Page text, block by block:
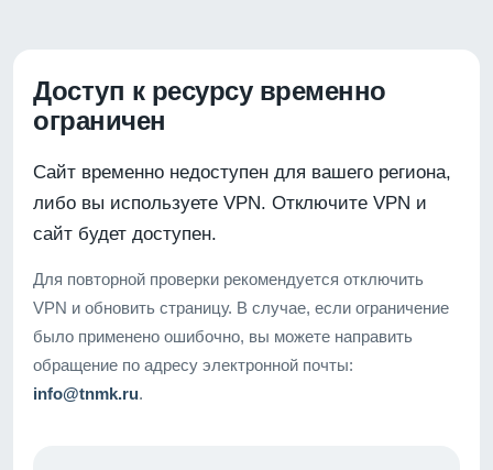
Доступ к ресурсу временно
ограничен
Сайт временно недоступен для вашего региона,
либо вы используете VPN. Отключите VPN и
сайт будет доступен.
Для повторной проверки рекомендуется отключить
VPN и обновить страницу. В случае, если ограничение
было применено ошибочно, вы можете направить
обращение по адресу электронной почты:
info@tnmk.ru.